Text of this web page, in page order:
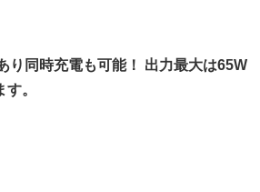
り同時充電も可能！ 出力最大は65W
。